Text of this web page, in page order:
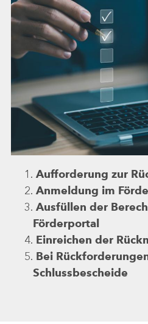
Aufforderung zur
Anmeldung im
Ausfüllen der
Förderportal
Einreichen der
Bei
Schlussbescheide